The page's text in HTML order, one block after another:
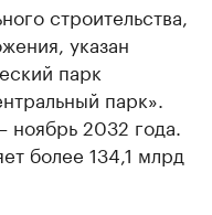
строительства,
указан
парк
парк».
ноябрь 2032 года.
более 134,1 млрд